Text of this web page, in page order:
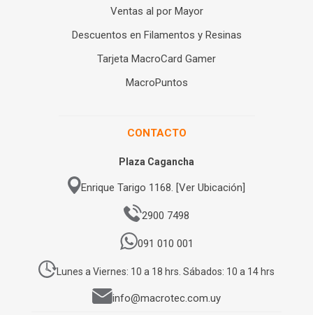
Ventas al por Mayor
Descuentos en Filamentos y Resinas
Tarjeta MacroCard Gamer
MacroPuntos
CONTACTO
Plaza Cagancha
Enrique Tarigo 1168. [Ver Ubicación]
2900 7498
091 010 001
Lunes a Viernes: 10 a 18 hrs. Sábados: 10 a 14 hrs
info@macrotec.com.uy